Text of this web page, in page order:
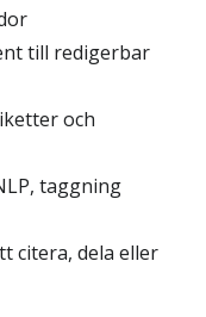
till redigerbar
och
taggning
citera, dela eller